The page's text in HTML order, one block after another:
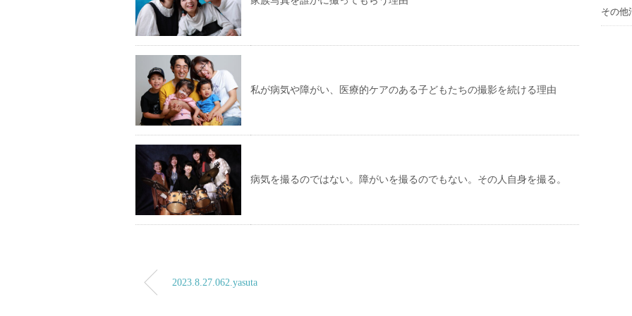
私が病気や障がい、医療的ケアのある子どもたちの撮影を続ける理由
病気を撮るのではない。障がいを撮るのでもない。その人自身を撮る。
2023.8.27.062.yasuta
その他